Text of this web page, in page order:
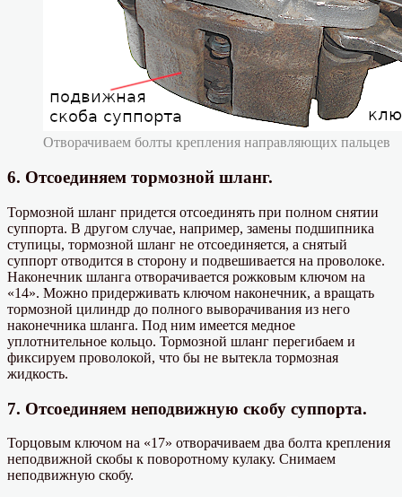
Отворачиваем болты крепления направляющих пальцев
6. Отсоединяем тормозной шланг.
Тормозной шланг придется отсоединять при полном снятии
суппорта. В другом случае, например, замены подшипника
ступицы, тормозной шланг не отсоединяется, а снятый
суппорт отводится в сторону и подвешивается на проволоке.
Наконечник шланга отворачивается рожковым ключом на
«14». Можно придерживать ключом наконечник, а вращать
тормозной цилиндр до полного выворачивания из него
наконечника шланга. Под ним имеется медное
уплотнительное кольцо. Тормозной шланг перегибаем и
фиксируем проволокой, что бы не вытекла тормозная
жидкость.
7. Отсоединяем неподвижную скобу суппорта.
Торцовым ключом на «17» отворачиваем два болта крепления
неподвижной скобы к поворотному кулаку. Снимаем
неподвижную скобу.